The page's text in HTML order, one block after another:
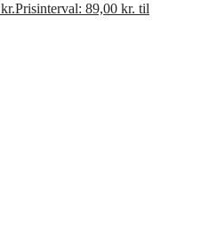
kr.Prisinterval: 89,00 kr. til